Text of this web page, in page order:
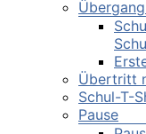
Übertritt
Schul-T-
Pause